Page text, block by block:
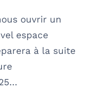
ouvrir un
espace
à la suite